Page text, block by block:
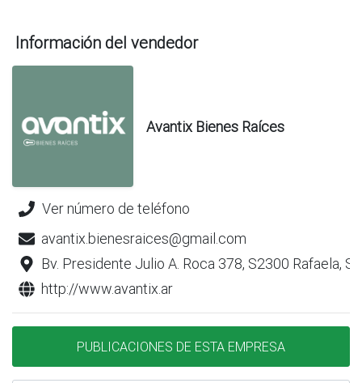
Información del vendedor
Avantix Bienes Raíces
Ver número de teléfono
avantix.bienesraices@gmail.com
Bv. Presidente Julio A. Roca 378, S2300 Rafaela,
http://www.avantix.ar
PUBLICACIONES DE ESTA EMPRESA